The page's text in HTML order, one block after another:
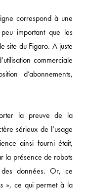
correspond à une
important que les
site du Figaro. A juste
commerciale
d’abonnements,
la preuve de la
sérieux de l’usage
ainsi fourni était,
la présence de robots
données. Or, ce
», ce qui permet à la